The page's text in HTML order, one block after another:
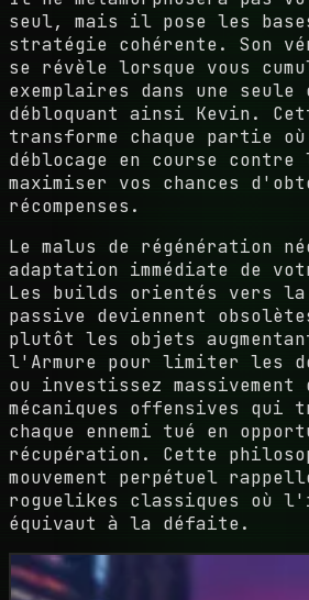
seul, mais il pose les
stratégie cohérente. Son
se révèle lorsque vous
exemplaires dans une seule
débloquant ainsi Kevin.
transforme chaque partie
déblocage en course contre
maximiser vos chances
récompenses.
Le malus de régénération
adaptation immédiate de
Les builds orientés vers la
passive deviennent
plutôt les objets
l'Armure pour limiter les
ou investissez massivement
mécaniques offensives qui
chaque ennemi tué en
récupération. Cette
mouvement perpétuel
roguelikes classiques où
équivaut à la défaite.